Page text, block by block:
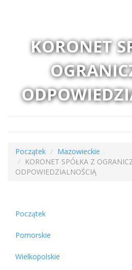
KORONET
Początek
Mazowieckie
KORONET SPÓŁKA Z
ODPOWIEDZIALNOŚCIĄ
Początek
Pomorskie
Wielkopolskie